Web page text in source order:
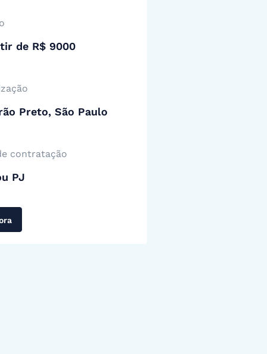
de R$ 9000
Preto, São Paulo
contratação
PJ